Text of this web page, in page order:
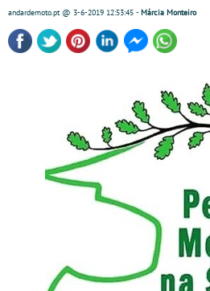
andardemoto.pt@ 3-6-2019 12:53:45 - Márcia Monteiro